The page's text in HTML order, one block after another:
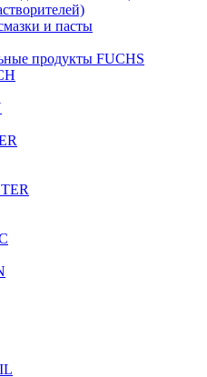
и пасты
продукты FUCHS